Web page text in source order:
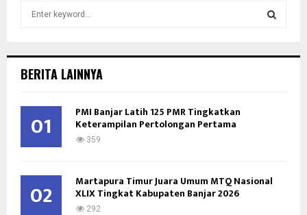
h
o
H
BERITA LAINNYA
01 PMI Banjar Latih 125 PMR Tingkatkan
Keterampilan Pertolongan Pertama
359
02 Martapura Timur Juara Umum MTQ Nasional
XLIX Tingkat Kabupaten Banjar 2026
292